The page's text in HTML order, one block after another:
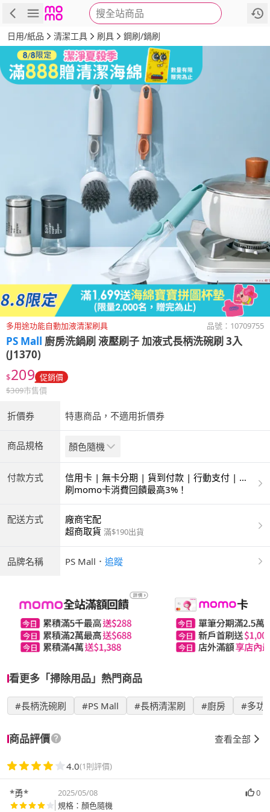
搜全站商品
商品 評價 詳情
日用/紙品 清潔工具 刷具 鋼刷/鍋刷
多用途功能自動加液清潔刷具 品號： 10709755
PS Mall 廚房洗鍋刷 液壓刷子 加液式長柄洗碗刷 3入
(J1370)
$209 促銷價
$309市售價
折價券 特惠商品，不適用折價券
商品規格 顏色隨機
付款方式
信用卡 | 無卡分期 | 貨到付款 | 行動支付 | 超
商付款 | ATM | 銀聯卡
刷momo卡消費回饋最高3%！
配送方式
廠商宅配
超商取貨 滿$190出貨
品牌名稱 PS Mall ． 追蹤
看更多「掃除用品」熱門商品
#長柄洗碗刷 #PS Mall #長柄清潔刷 #廚房 #多功
商品評價 查看全部
4.0(1則評價)
*勇* 2025/05/08
0
規格：顏色隨機